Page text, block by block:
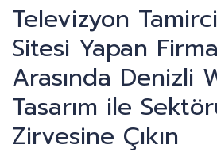
Televizyon
Sitesi Yapan
Arasında Denizli
Tasarım ile
Zirvesine Çıkın